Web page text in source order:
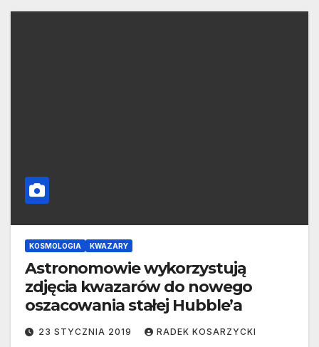
KOSMOLOGIA KWAZARY
Astronomowie wykorzystują
zdjęcia kwazarów do nowego
oszacowania stałej Hubble’a
23 STYCZNIA 2019 RADEK KOSARZYCKI